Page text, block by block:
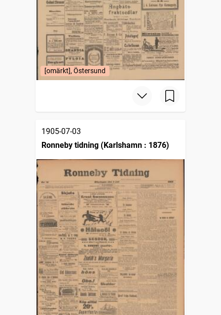
[omärkt], Östersund
1905-07-03
Ronneby tidning (Karlshamn : 1876)